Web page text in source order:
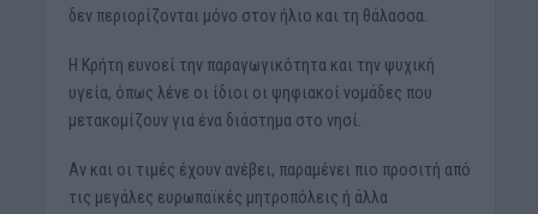
δεν περιορίζονται μόνο στον ήλιο και τη θάλασσα.
Η Κρήτη ευνοεί την παραγωγικότητα και την ψυχική
υγεία, όπως λένε οι ίδιοι οι ψηφιακοί νομάδες που
μετακομίζουν για ένα διάστημα στο νησί.
Αν και οι τιμές έχουν ανέβει, παραμένει πιο προσιτή από
τις μεγάλες ευρωπαϊκές μητροπόλεις ή άλλα